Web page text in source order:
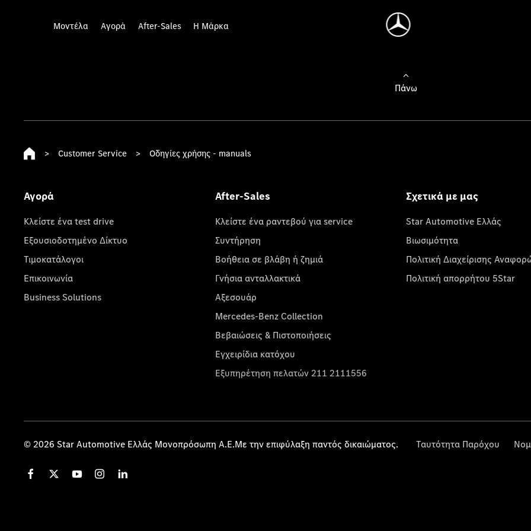
Μοντέλα Αγορά After-Sales Η Μάρκα
Πάνω
> Customer Service > Οδηγίες χρήσης - manuals
Αγορά
Κλείστε ένα test drive
Εξουσιοδοτημένο Δίκτυο
Τιμοκατάλογοι
Επικοινωνία
Business Solutions
After-Sales
Κλείστε ένα ραντεβού για service
Συντήρηση
Βοήθεια σε βλάβη ή ζημιά
Γνήσια ανταλλακτικά
Αξεσουάρ
Mercedes-Benz Collection
Βεβαιώσεις & Πιστοποιήσεις
Εγχειρίδια κατόχου
Εξυπηρέτηση πελατών 211 2111556
Σχετικά με μας
Star Automotive Ελλάς
Βιωσιμότητα
Πολιτική Διαχείρισης
Πολιτική απορρήτου 5Star
© 2026 Star Automotive Ελλάς Μονοπρόσωπη Α.Ε.Με την επιφύλαξη παντός δικαιώματος. Ταυτότητα Παρόχου